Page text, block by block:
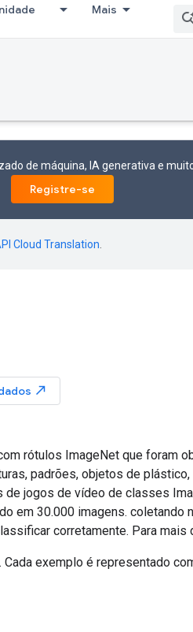
Mais
de máquina, IA generativa e
Registre-se
Cloud Translation
north_east
rótulos ImageNet que foram
padrões, objetos de
jogos de vídeo de classes
em 30.000 imagens. coletando
corretamente. Para mais
exemplo é representado